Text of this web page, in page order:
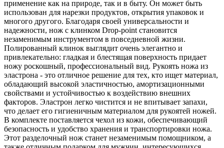
применение как на природе, так и в быту. Он может быть
использован для нарезки продуктов, открытия упаковок и
многого другого. Благодаря своей универсальности и
надежности, нож с клинком Drop-point становится
незаменимым инструментом в повседневной жизни.
Полированный клинок выглядит очень элегантно и
привлекательно: гладкая и блестящая поверхность придает
ножу роскошный, профессиональный вид. Рукоять ножа из
эластрона - это отличное решение для тех, кто ищет материал,
обладающий высокой эластичностью, амортизационными
свойствами и устойчивостью к воздействию внешних
факторов. Эластрон легко чистится и не впитывает запахи,
что делает его гигиеничным материалом для рукоятей ножей.
В комплекте поставляется чехол из кожи, обеспечивающий
безопасность и удобство хранения и транспортировки ножа.
Этот разделочный нож станет незаменимым помощником, а